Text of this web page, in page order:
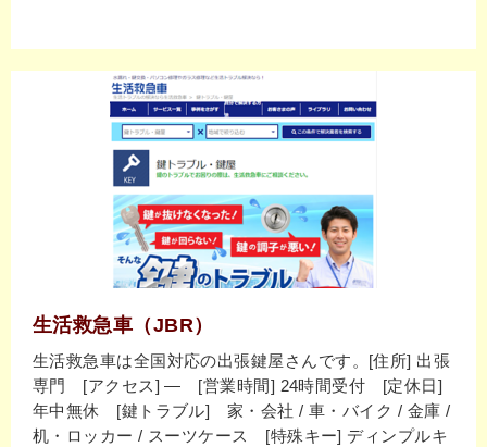
生活救急車（JBR）
生活救急車は全国対応の出張鍵屋さんです。[住所] 出張
専門 [アクセス] ― [営業時間] 24時間受付 [定休日]
年中無休 [鍵トラブル] 家・会社 / 車・バイク / 金庫 /
机・ロッカー / スーツケース [特殊キー] ディンプルキ